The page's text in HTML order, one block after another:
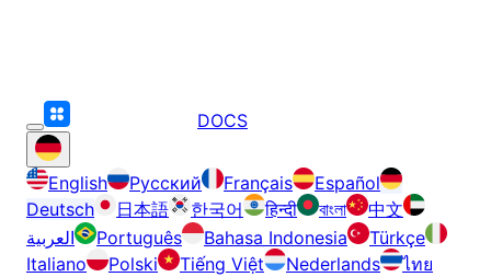
DOCS
English Русский Français
Español
Deutsch
日本語 한국어 हिन्दी বাংলা
中文
العربية
Português Bahasa Indonesia
Türkçe
Italiano
Polski Tiếng Việt Nederlands
ไทย